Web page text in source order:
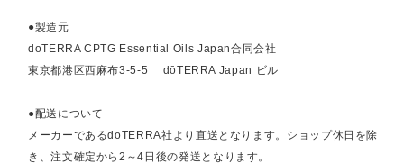
●製造元
doTERRA CPTG Essential Oils Japan合同会社
東京都港区西麻布3-5-5 dōTERRA Japan ビル
●配送について
メーカーであるdoTERRA社より直送となります。ショップ休日を除
き、注文確定から2～4日後の発送となります。